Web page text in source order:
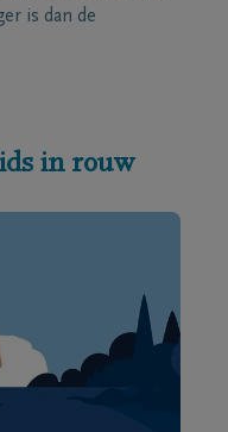
is dan de
in rouw